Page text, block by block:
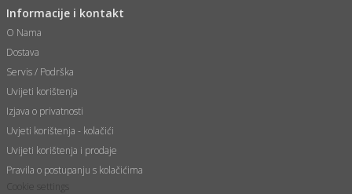
Informacije i kontakt
O Nama
Dostava
Servis / Podrška
Uvijeti korištenja
Izjava o privatnosti
Uvjeti korištenja - kolačići
Uvijeti korištenja i prodaje
Pravila o postupanju s kolačićima
Cookie settings